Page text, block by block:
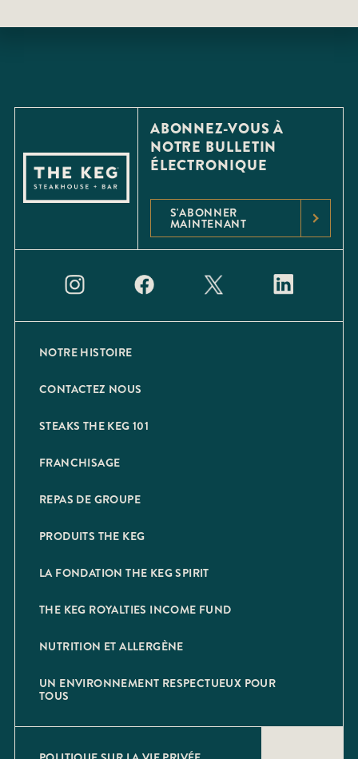
ABONNEZ-VOUS À
NOTRE BULLETIN
ÉLECTRONIQUE
S'ABONNER
MAINTENANT
NOTRE HISTOIRE
CONTACTEZ NOUS
STEAKS THE KEG 101
FRANCHISAGE
REPAS DE GROUPE
PRODUITS THE KEG
LA FONDATION THE KEG SPIRIT
THE KEG ROYALTIES INCOME FUND
NUTRITION ET ALLERGÈNE
UN ENVIRONNEMENT RESPECTUEUX POUR
TOUS